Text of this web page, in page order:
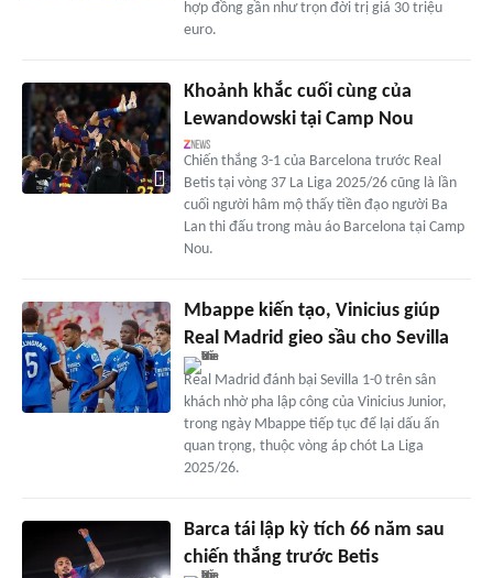
hợp đồng gần như trọn đời trị giá 30 triệu
euro.
Khoảnh khắc cuối cùng của
Lewandowski tại Camp Nou
Chiến thắng 3-1 của Barcelona trước Real
Betis tại vòng 37 La Liga 2025/26 cũng là lần
cuối người hâm mộ thấy tiền đạo người Ba
Lan thi đấu trong màu áo Barcelona tại Camp
Nou.
Mbappe kiến tạo, Vinicius giúp
Real Madrid gieo sầu cho Sevilla
Real Madrid đánh bại Sevilla 1-0 trên sân
khách nhờ pha lập công của Vinicius Junior,
trong ngày Mbappe tiếp tục để lại dấu ấn
quan trọng, thuộc vòng áp chót La Liga
2025/26.
Barca tái lập kỳ tích 66 năm sau
chiến thắng trước Betis